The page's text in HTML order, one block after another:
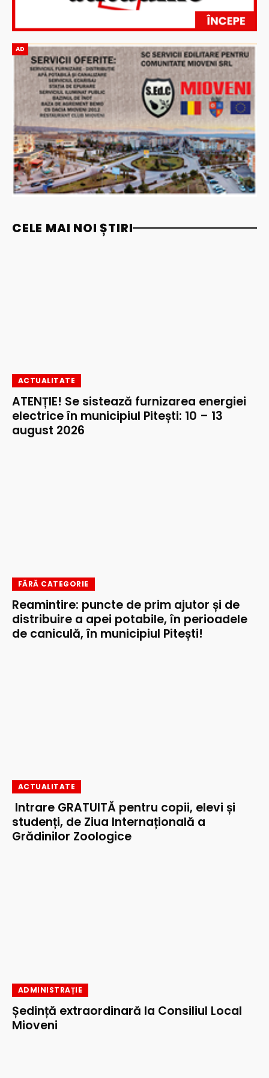
AD
CELE MAI NOI ȘTIRI
ACTUALITATE
ATENȚIE! Se sistează furnizarea energiei
electrice în municipiul Pitești: 10 – 13
august 2026
FĂRĂ CATEGORIE
Reamintire: puncte de prim ajutor și de
distribuire a apei potabile, în perioadele
de caniculă, în municipiul Pitești!
ACTUALITATE
Intrare GRATUITĂ pentru copii, elevi și
studenți, de Ziua Internațională a
Grădinilor Zoologice
ADMINISTRAȚIE
Ședință extraordinară la Consiliul Local
Mioveni